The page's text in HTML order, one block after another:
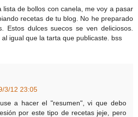
lista de bollos con canela, me voy a pasar
recetas de tu blog. No he preparado
Estos dulces suecos se ven deliciosos.
igual que la tarta que publicaste. bss
3/12 23:05
a hacer el "resumen", vi que debo
por este tipo de recetas jeje, pero